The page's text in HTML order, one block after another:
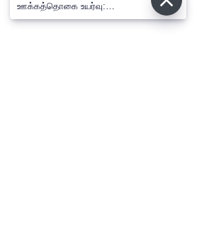
ஊக்கத்தொகை உயர்வு:
சட்டசபையில் முதல்-அமைச்சர்